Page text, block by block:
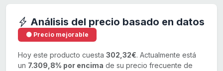
Análisis del precio basado en datos
🟡 Precio mejorable
Hoy este producto cuesta 302,32€. Actualmente está
un 7.309,8% por encima de su precio frecuente de